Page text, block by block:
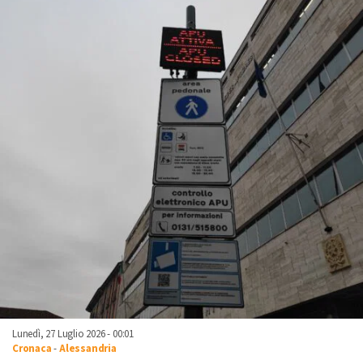
Lunedì, 27 Luglio 2026 - 00:01
Cronaca-Alessandria